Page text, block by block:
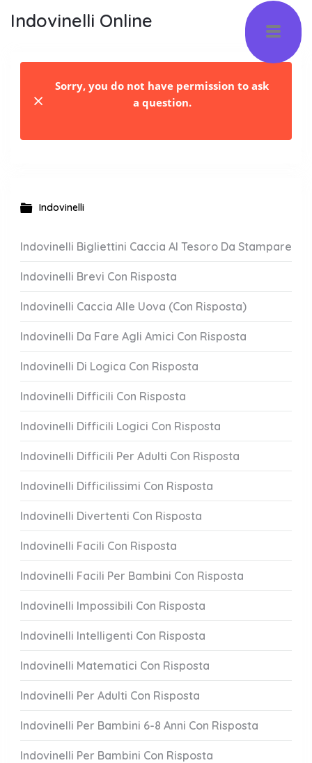
Indovinelli Online
Sorry, you do not have permission to ask
a question.
Indovinelli
Indovinelli Bigliettini Caccia Al Tesoro Da Stampare
Indovinelli Brevi Con Risposta
Indovinelli Caccia Alle Uova (Con Risposta)
Indovinelli Da Fare Agli Amici Con Risposta
Indovinelli Di Logica Con Risposta
Indovinelli Difficili Con Risposta
Indovinelli Difficili Logici Con Risposta
Indovinelli Difficili Per Adulti Con Risposta
Indovinelli Difficilissimi Con Risposta
Indovinelli Divertenti Con Risposta
Indovinelli Facili Con Risposta
Indovinelli Facili Per Bambini Con Risposta
Indovinelli Impossibili Con Risposta
Indovinelli Intelligenti Con Risposta
Indovinelli Matematici Con Risposta
Indovinelli Per Adulti Con Risposta
Indovinelli Per Bambini 6-8 Anni Con Risposta
Indovinelli Per Bambini Con Risposta